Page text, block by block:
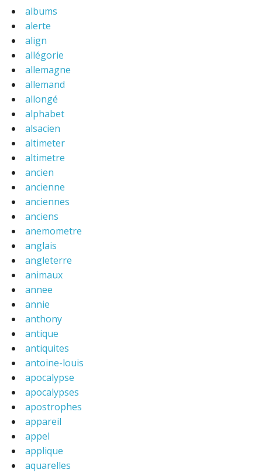
albums
alerte
align
allégorie
allemagne
allemand
allongé
alphabet
alsacien
altimeter
altimetre
ancien
ancienne
anciennes
anciens
anemometre
anglais
angleterre
animaux
annee
annie
anthony
antique
antiquites
antoine-louis
apocalypse
apocalypses
apostrophes
appareil
appel
applique
aquarelles